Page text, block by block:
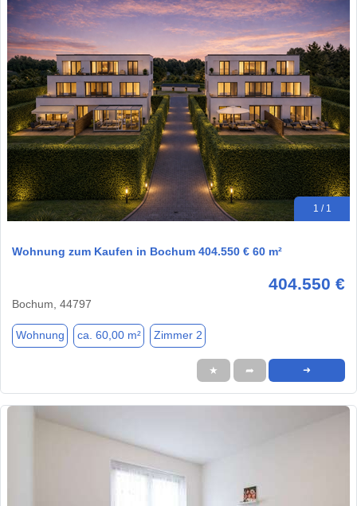
1 / 1
Wohnung zum Kaufen in Bochum 404.550 € 60 m²
404.550 €
Bochum, 44797
Wohnung ca. 60,00 m² Zimmer 2
★ ➦ ➜